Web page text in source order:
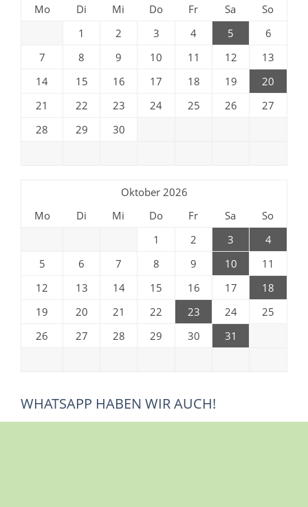
Mo
Di Mi Do Fr Sa
So
1
2 3 4 5
6
7
8 9 10 11 12
13
14
15 16 17 18 19
20
21
22 23 24 25 26
27
28
29 30
Oktober 2026
Mo
Di Mi Do Fr Sa
So
1
2 3
4
5
6 7 8 9 10
11
12
13 14 15 16 17
18
19
20 21 22 23 24
25
26
27 28 29 30 31
WHATSAPP HABEN WIR AUCH!